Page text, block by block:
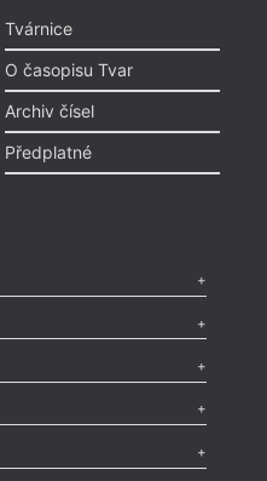
Tvárnice
O časopisu Tvar
Archiv čísel
Předplatné
,Literární soutěž,